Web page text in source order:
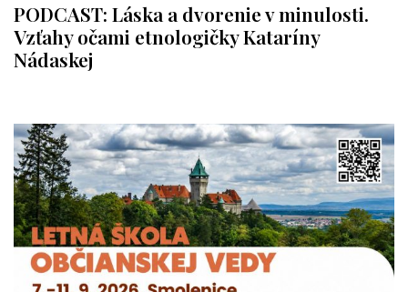
PODCAST: Láska a dvorenie v minulosti.
Vzťahy očami etnologičky Kataríny
Nádaskej